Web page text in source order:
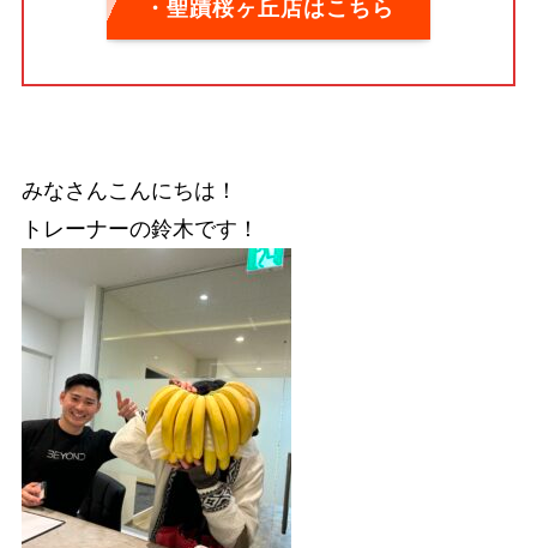
・聖蹟桜ヶ丘店はこちら
みなさんこんにちは！
トレーナーの鈴木です！